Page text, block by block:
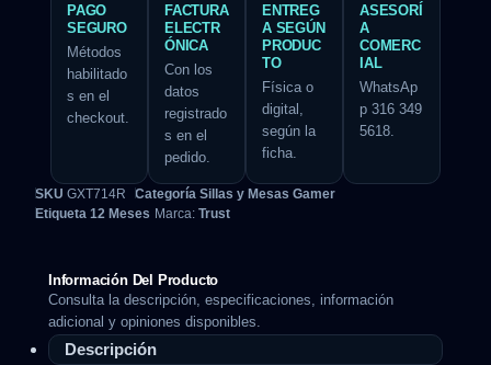
PAGO
SEGURO
Métodos
habilitado
s en el
checkout.
FACTURA
ELECTR
ÓNICA
Con los
datos
registrado
s en el
pedido.
ENTREG
A SEGÚN
PRODUC
TO
Física o
digital,
según la
ficha.
ASESORÍ
A
COMERC
IAL
WhatsAp
p 316 349
5618.
SKU GXT714R Categoría Sillas y Mesas Gamer
Etiqueta 12 Meses Marca: Trust
Información Del Producto
Consulta la descripción, especificaciones, información
adicional y opiniones disponibles.
Descripción